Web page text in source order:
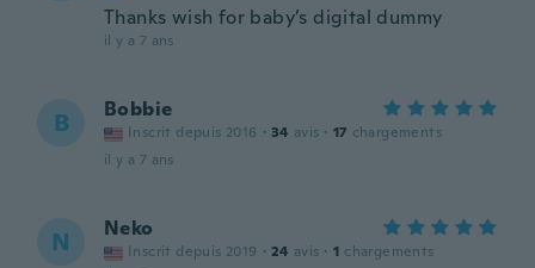
Thanks wish for baby’s digital dummy
il y a 7 ans
B Bobbie
Inscrit depuis 2016 · 34 avis · 17 chargements
il y a 7 ans
N Neko
Inscrit depuis 2019 · 24 avis · 1 chargements